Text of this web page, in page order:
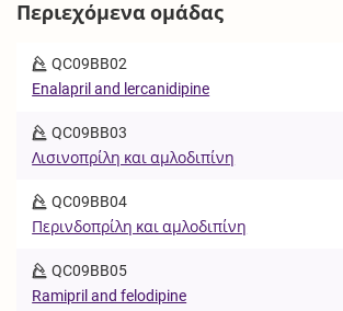
Περιεχόμενα ομάδας
QC09BB02
Enalapril and lercanidipine
QC09BB03
Λισινοπρίλη και αμλοδιπίνη
QC09BB04
Περινδοπρίλη και αμλοδιπίνη
QC09BB05
Ramipril and felodipine